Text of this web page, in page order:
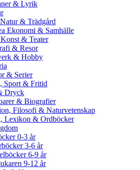
& Lyrik
& Trädgård
Ekonomi & Samhälle
& Teater
& Resor
& Hobby
& Serier
Sport & Fritid
Dryck
& Biografier
Filosofi & Naturvetenskap
Lexikon & Ordböcker
0-3 år
3-6 år
6-9 år
9-12 år